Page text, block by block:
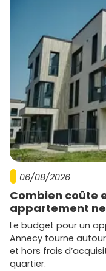
06/08/2026
Combien coûte
appartement
Le budget pour un
Annecy tourne
et hors frais
quartier.